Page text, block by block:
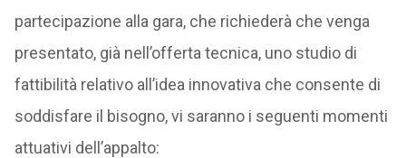
partecipazione alla gara, che richiederà che venga
presentato, già nell’offerta tecnica, uno studio di
fattibilità relativo all’idea innovativa che consente di
soddisfare il bisogno, vi saranno i seguenti momenti
attuativi dell’appalto: